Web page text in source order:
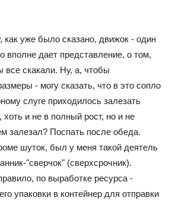
как уже было сказано, движок - один
вполне дает представление, о том,
все скакали. Ну, а, чтобы
- могу сказать, что в это сопло
слуге приходилось залезать
хоть и не в полный рост, но и не
залезал? Поспать после обеда.
шуток, был у меня такой деятель
"сверчок" (сверхсрочник).
по выработке ресурса -
упаковки в контейнер для отправки